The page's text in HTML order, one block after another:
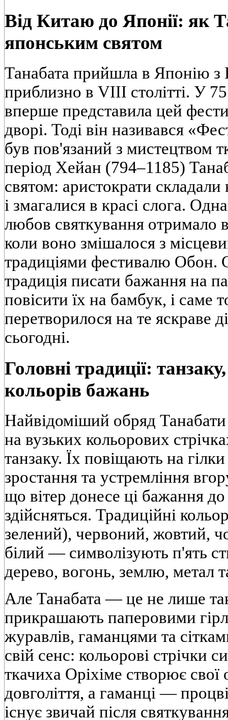
Від Китаю до Японії: як
японським святом
Танабата прийшла в Японію з
приблизно в VIII столітті. У
вперше представила цей
дворі. Тоді він називався
був пов'язаний з мистецтвом
період Хейан (794–1185)
святом: аристократи складали
і змагалися в красі слога.
любов святкування отримало
коли воно змішалося з
традиціями фестивалю Обон.
традиція писати бажання на
повісити їх на бамбук, і саме
перетворилося на те яскраве
сьогодні.
Головні традиції:
кольорів бажань
Найвідоміший обряд
на вузьких кольорових
танзаку. Їх повіщають на
зростання та устремління
що вітер донесе ці бажання до
здійсняться. Традиційні
зелений), червоний, жовтий,
білий — символізують п'ять
дерево, вогонь, землю, метал
Але Танабата — це не лише
прикрашають паперовими
журавлів, гаманцями та
свій сенс: кольорові стрічки
ткачиха Оріхіме створює
довголіття, а гаманці —
існує звичай після